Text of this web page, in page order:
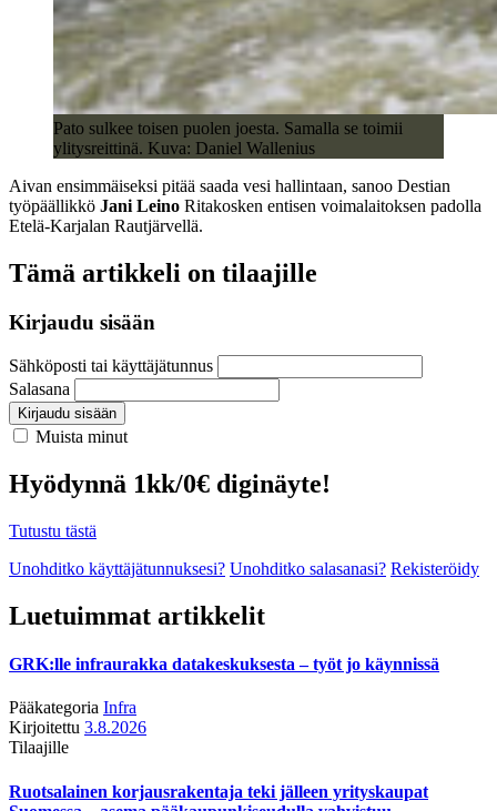
Pato sulkee toisen puolen joesta. Samalla se toimii
ylitysreittinä. Kuva: Daniel Wallenius
Aivan ensimmäiseksi pitää saada vesi hallintaan, sanoo Destian
työpäällikkö Jani Leino Ritakosken entisen voimalaitoksen padolla
Etelä-Karjalan Rautjärvellä.
Tämä artikkeli on tilaajille
Kirjaudu sisään
Sähköposti tai käyttäjätunnus
Salasana
Kirjaudu sisään
Muista minut
Hyödynnä 1kk/0€ diginäyte!
Tutustu tästä
Unohditko käyttäjätunnuksesi? Unohditko salasanasi? Rekisteröidy
Luetuimmat artikkelit
GRK:lle infraurakka datakeskuksesta – työt jo käynnissä
Pääkategoria Infra
Kirjoitettu 3.8.2026
Tilaajille
Ruotsalainen korjausrakentaja teki jälleen yrityskaupat